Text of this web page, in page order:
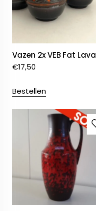
Vazen 2x VEB Fat Lava
€17,50
Bestellen